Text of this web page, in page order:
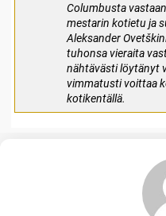
Columbusta
mestarin kotietu ja
Aleksander
tuhonsa vieraita
nähtävästi löytänyt
vimmatusti voittaa
kotikentällä.